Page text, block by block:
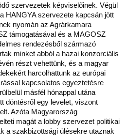
szervezetek képviselőinek. Végül
HANGYA szervezete kapcsán jött
nyomán az Agrárkamara
támogatásával és a MAGOSZ
rendezésből származó
minket abból a hazai konzorciális
részt vehettünk, és a magyar
harcolhattunk az európai
kapcsolatos egyeztetésre
másfél hónappal utána
döntésről egy levelet, viszont
Azóta Magyarország
magát a lobby szervezet politikai
a szakbizottsági ülésekre utaznak